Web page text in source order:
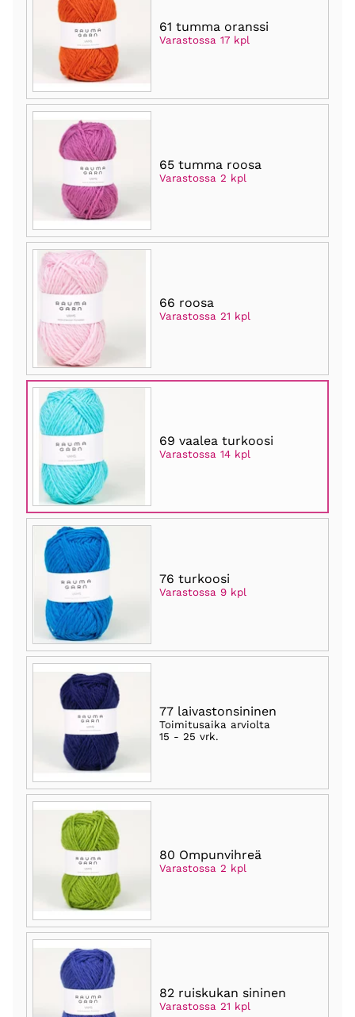
61 tumma oranssi
Varastossa 17 kpl
65 tumma roosa
Varastossa 2 kpl
66 roosa
Varastossa 21 kpl
69 vaalea turkoosi
Varastossa 14 kpl
76 turkoosi
Varastossa 9 kpl
77 laivastonsininen
Toimitusaika arviolta
15 - 25 vrk.
80 Ompunvihreä
Varastossa 2 kpl
82 ruiskukan sininen
Varastossa 21 kpl